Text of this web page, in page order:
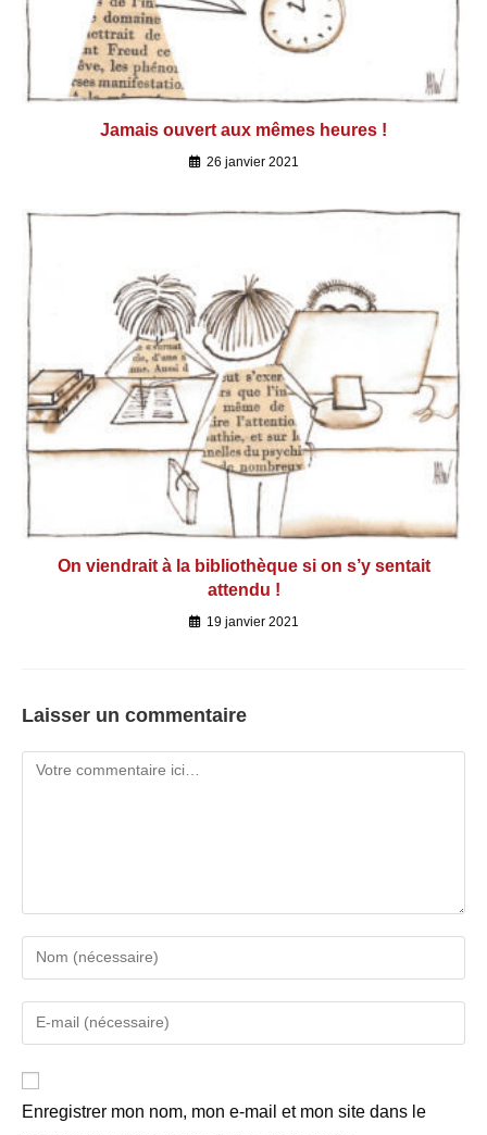
Jamais ouvert aux mêmes heures !
26 janvier 2021
On viendrait à la bibliothèque si on s’y sentait
attendu !
19 janvier 2021
Laisser un commentaire
Enregistrer mon nom, mon e-mail et mon site dans le